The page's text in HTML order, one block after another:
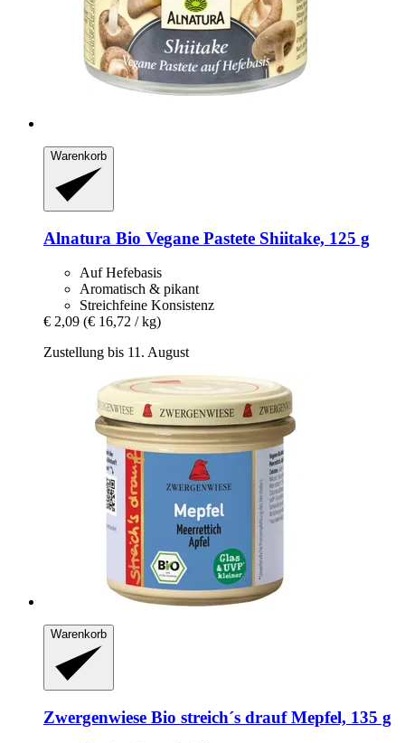
Warenkorb
Alnatura Bio Vegane Pastete Shiitake, 125 g
Auf Hefebasis
Aromatisch & pikant
Streichfeine Konsistenz
€ 2,09 (€ 16,72 / kg)
Zustellung bis 11. August
Warenkorb
Zwergenwiese Bio streich´s drauf Mepfel, 135 g